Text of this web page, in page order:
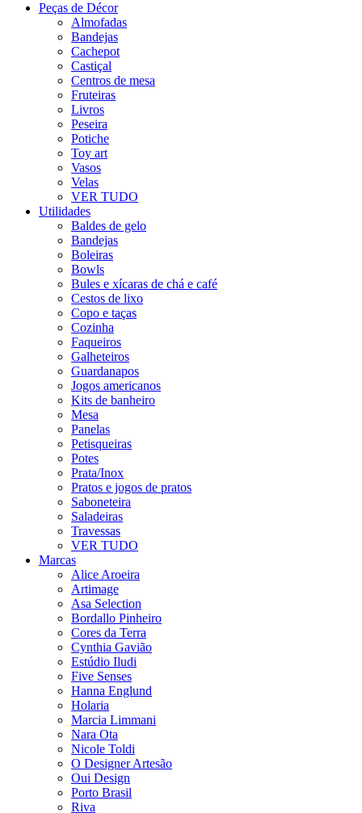
Peças de Décor
Almofadas
Bandejas
Cachepot
Castiçal
Centros de mesa
Fruteiras
Livros
Peseira
Potiche
Toy art
Vasos
Velas
VER TUDO
Utilidades
Baldes de gelo
Bandejas
Boleiras
Bowls
Bules e xícaras de chá e café
Cestos de lixo
Copo e taças
Cozinha
Faqueiros
Galheteiros
Guardanapos
Jogos americanos
Kits de banheiro
Mesa
Panelas
Petisqueiras
Potes
Prata/Inox
Pratos e jogos de pratos
Saboneteira
Saladeiras
Travessas
VER TUDO
Marcas
Alice Aroeira
Artimage
Asa Selection
Bordallo Pinheiro
Cores da Terra
Cynthia Gavião
Estúdio Iludi
Five Senses
Hanna Englund
Holaria
Marcia Limmani
Nara Ota
Nicole Toldi
O Designer Artesão
Oui Design
Porto Brasil
Riva